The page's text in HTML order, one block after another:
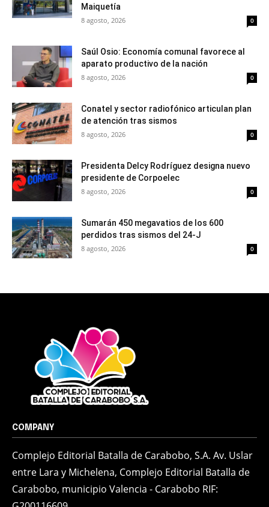
Maiquetía
8 agosto, 2026 0
Saúl Osio: Economía comunal favorece al
aparato productivo de la nación
8 agosto, 2026 0
Conatel y sector radiofónico articulan plan
de atención tras sismos
8 agosto, 2026 0
Presidenta Delcy Rodríguez designa nuevo
presidente de Corpoelec
8 agosto, 2026 0
Sumarán 450 megavatios de los 600
perdidos tras sismos del 24-J
8 agosto, 2026 0
COMPANY
Complejo Editorial Batalla de Carabobo, S.A. Av. Uslar
entre Lara y Michelena, Complejo Editorial Batalla de
Carabobo, municipio Valencia - Carabobo RIF: